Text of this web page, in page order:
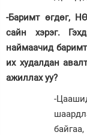
-Баримт өгдөг,
сайн хэрэг.
наймаачид
их худалдан
ажиллах уу?
-